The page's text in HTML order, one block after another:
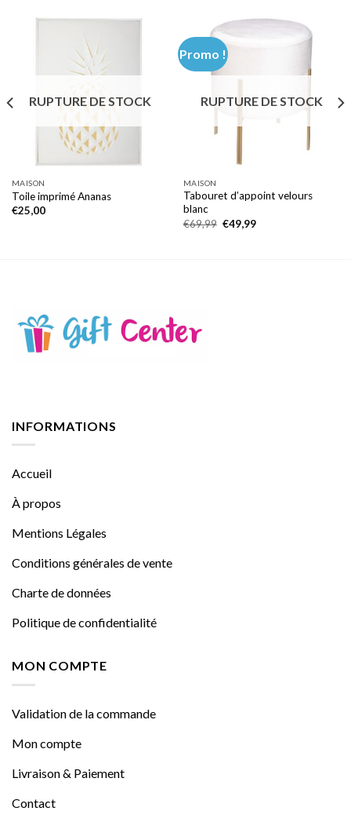
RUPTURE DE STOCK
MAISON
Toile imprimé Ananas
€25,00
Promo !
RUPTURE DE STOCK
MAISON
Tabouret d’appoint velours
blanc
€69,99 Le
€49,99Le
INFORMATIONS
Accueil
À propos
Mentions Légales
Conditions générales de vente
Charte de données
Politique de confidentialité
MON COMPTE
Validation de la commande
Mon compte
Livraison & Paiement
Contact